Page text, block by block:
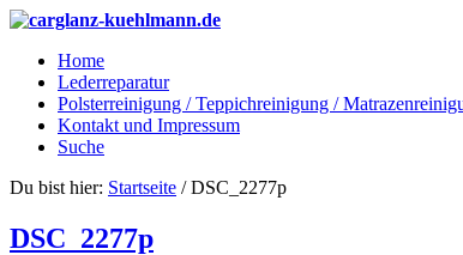
Home
Lederreparatur
Polsterreinigung / Teppichreinigung /
Kontakt und Impressum
Suche
Du bist hier: Startseite / DSC_2277p
DSC_2277p